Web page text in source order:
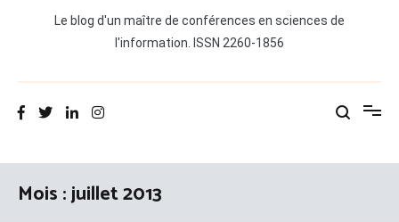
Le blog d'un maître de conférences en sciences de
l'information. ISSN 2260-1856
Mois :juillet 2013